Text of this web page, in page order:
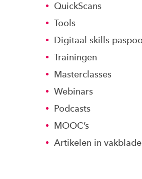
QuickScans
Tools
Digitaal skills
Trainingen
Masterclasses
Webinars
Podcasts
MOOC’s
Artikelen in